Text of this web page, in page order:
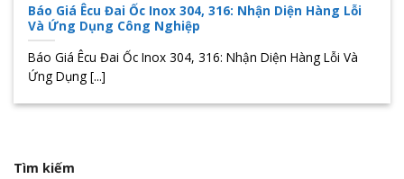
Báo Giá Êcu Đai Ốc Inox 304, 316: Nhận Diện Hàng Lỗi
Và Ứng Dụng Công Nghiệp
Báo Giá Êcu Đai Ốc Inox 304, 316: Nhận Diện Hàng Lỗi Và
Ứng Dụng [...]
Tìm kiếm